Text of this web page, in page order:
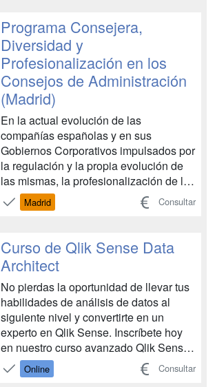
de las herramientas más potentes y
fáciles de u...
Programa Consejera,
Diversidad y
Profesionalización en los
Consejos de Administración
(Madrid)
En la actual evolución de las
compañías españolas y en sus
Gobiernos Corporativos impulsados por
la regulación y la propia evolución de
las mismas, la profesionalización de los
Consejos de Administración es ya una
realidad, por lo que el cambio de los
se les exige cada día más implicación y
responsabilidades, h...
Madrid Consultar
Curso de Qlik Sense Data
Architect
No pierdas la oportunidad de llevar tus
habilidades de análisis de datos al
siguiente nivel y convertirte en un
experto en Qlik Sense. Inscríbete hoy
en nuestro curso avanzado Qlik Sense
Data Architect ¿Quieres llevar tus
habilidades de análisis de datos al
Online Consultar